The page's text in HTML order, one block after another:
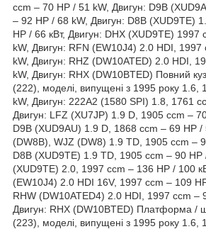
ccm – 70 HP / 51 kW, Двигун: D9B
– 92 HP / 68 kW, Двигун: D8B (XUD9TE)
HP / 66 кВт, Двигун: DHX (XUD9TE) 1997
kW, Двигун: RFN (EW10J4) 2.0 HDI,
kW, Двигун: RHZ (DW10ATED) 2.0 HDI,
kW, Двигун: RHX (DW10BTED) Повний
(222), моделі, випущені з 1995 року 1.6,
kW, Двигун: 222A2 (1580 SPI) 1.8, 1761
Двигун: LFZ (XU7JP) 1.9 D, 1905 ccm –
D9B (XUD9AU) 1.9 D, 1868 ccm – 69 HP /
(DW8B), WJZ (DW8) 1.9 TD, 1905 ccm –
D8B (XUD9TE) 1.9 TD, 1905 ccm – 90 HP
(XUD9TE) 2.0, 1997 ccm – 136 HP / 100
(EW10J4) 2.0 HDI 16V, 1997 ccm – 109
RHW (DW10ATED4) 2.0 HDI, 1997 ccm –
Двигун: RHX (DW10BTED) Платформа /
(223), моделі, випущені з 1995 року 1.6,